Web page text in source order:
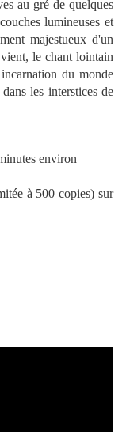
au gré de quelques
lumineuses et
majestueux d'un
le chant lointain
du monde
les interstices de
environ
à 500 copies) sur